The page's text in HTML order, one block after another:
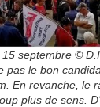
septembre © D.I
pas le bon
En revanche, le
plus de sens.